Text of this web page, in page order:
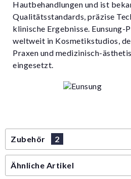
Hautbehandlungen und ist
Qualitätsstandards, präzise
klinische Ergebnisse. Eunsung-
weltweit in Kosmetikstudios,
Praxen und medizinisch-
eingesetzt.
Zubehör 2
Ähnliche Artikel